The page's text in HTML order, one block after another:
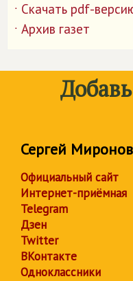
˙ Скачать pdf-
˙ Архив газет
Сергей Миронов
Официальный сайт
Интернет-приёмная
Telegram
Дзен
Twitter
ВКонтакте
Одноклассники